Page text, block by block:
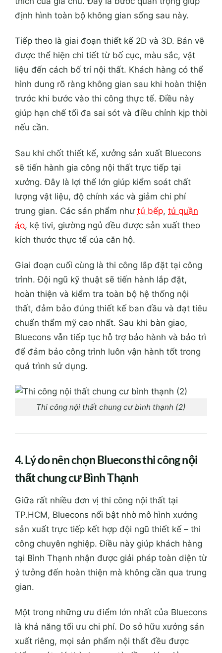
định hình toàn bộ không gian sống sau này.
Tiếp theo là giai đoạn thiết kế 2D và 3D. Bản vẽ
được thể hiện chi tiết từ bố cục, màu sắc, vật
liệu đến cách bố trí nội thất. Khách hàng có thể
hình dung rõ ràng không gian sau khi hoàn thiện
trước khi bước vào thi công thực tế. Điều này
giúp hạn chế tối đa sai sót và điều chỉnh kịp thời
nếu cần.
Sau khi chốt thiết kế, xưởng sản xuất Bluecons
sẽ tiến hành gia công nội thất trực tiếp tại
xưởng. Đây là lợi thế lớn giúp kiểm soát chất
lượng vật liệu, độ chính xác và giảm chi phí
trung gian. Các sản phẩm như tủ bếp, tủ quần
áo, kệ tivi, giường ngủ đều được sản xuất theo
kích thước thực tế của căn hộ.
Giai đoạn cuối cùng là thi công lắp đặt tại công
trình. Đội ngũ kỹ thuật sẽ tiến hành lắp đặt,
hoàn thiện và kiểm tra toàn bộ hệ thống nội
thất, đảm bảo đúng thiết kế ban đầu và đạt tiêu
chuẩn thẩm mỹ cao nhất. Sau khi bàn giao,
Bluecons vẫn tiếp tục hỗ trợ bảo hành và bảo trì
để đảm bảo công trình luôn vận hành tốt trong
quá trình sử dụng.
Thi công nội thất chung cư bình thạnh (2)
4. Lý do nên chọn Bluecons thi công nội
thất chung cư Bình Thạnh
Giữa rất nhiều đơn vị thi công nội thất tại
TP.HCM, Bluecons nổi bật nhờ mô hình xưởng
sản xuất trực tiếp kết hợp đội ngũ thiết kế – thi
công chuyên nghiệp. Điều này giúp khách hàng
tại Bình Thạnh nhận được giải pháp toàn diện từ
ý tưởng đến hoàn thiện mà không cần qua trung
gian.
Một trong những ưu điểm lớn nhất của Bluecons
là khả năng tối ưu chi phí. Do sở hữu xưởng sản
xuất riêng, mọi sản phẩm nội thất đều được